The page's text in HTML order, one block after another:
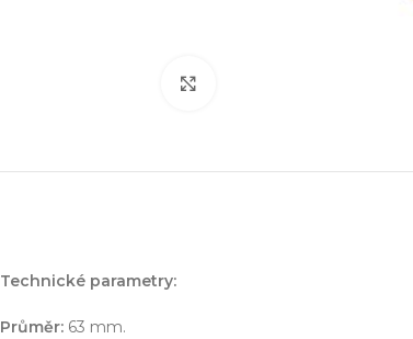
Technické parametry:
Průměr: 63 mm.